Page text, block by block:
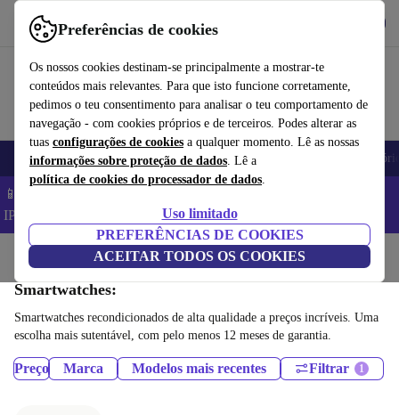
Preferências de cookies
Os nossos cookies destinam-se principalmente a mostrar-te
conteúdos mais relevantes. Para que isto funcione corretamente,
pedimos o teu consentimento para analisar o teu comportamento de
navegação - com cookies próprios e de terceiros. Podes alterar as
tuas configurações de cookies a qualquer momento. Lê as nossas
informações sobre proteção de dados. Lê a
política de cookies do processador de dados.
Uso limitado
PREFERÊNCIAS DE COOKIES
ACEITAR TODOS OS COOKIES
Use o refurbed de forma rápida e fácil
Telemóveis Computadores Portáteis Tablets
📱 Poupa 5% EXTRA em todos os iPhones – Código:
IPHONEDEAL –
Início
Smartwatches:
Smartwatches recondicionados de alta qualidade a preços incríveis. Uma
escolha mais sutentável, com pelo menos 12 meses de garantia.
Preço Marca Modelos mais recentes Filtrar